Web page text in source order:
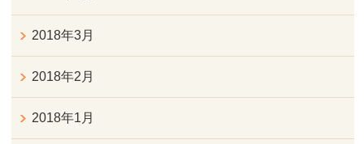
2018年3月
2018年2月
2018年1月